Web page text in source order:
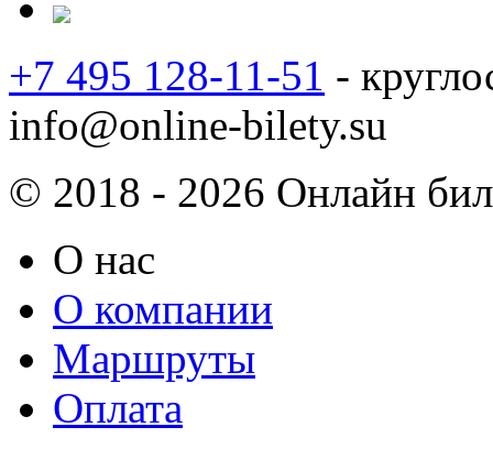
+7 495 128-11-51 -
info@online-bilety.su
© 2018 - 2026 Онлайн
О нас
О компании
Маршруты
Оплата